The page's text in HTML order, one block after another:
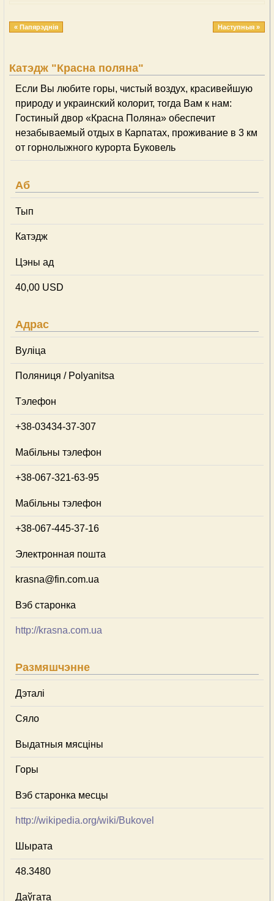
« Папярэднія Наступныя »
Катэдж "Красна поляна"
Если Вы любите горы, чистый воздух, красивейшую
природу и украинский колорит, тогда Вам к нам:
Гостиный двор «Красна Поляна» обеспечит
незабываемый отдых в Карпатах, проживание в 3 км
от горнолыжного курорта Буковель
Аб
Тып
Катэдж
Цэны ад
40,00 USD
Адрас
Вуліца
Поляниця / Polyanitsa
Тэлефон
+38-03434-37-307
Мабільны тэлефон
+38-067-321-63-95
Мабільны тэлефон
+38-067-445-37-16
Электронная пошта
krasna@fin.com.ua
Вэб старонка
http://krasna.com.ua
Размяшчэнне
Дэталі
Сяло
Выдатныя мясціны
Горы
Вэб старонка месцы
http://wikipedia.org/wiki/Bukovel
Шырата
48.3480
Даўгата